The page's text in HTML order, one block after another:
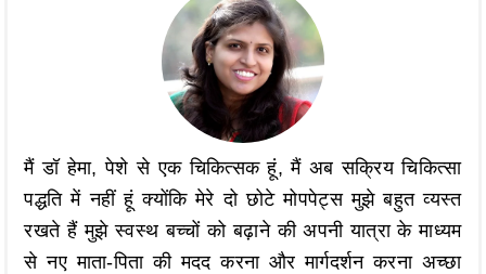
मैं डॉ हेमा, पेशे से एक चिकित्सक हूं, मैं अब सक्रिय चिकित्सा
पद्धति में नहीं हूं क्योंकि मेरे दो छोटे मोपपेट्स मुझे बहुत व्यस्त
रखते हैं मुझे स्वस्थ बच्चों को बढ़ाने की अपनी यात्रा के माध्यम
से नए माता-पिता की मदद करना और मार्गदर्शन करना अच्छा